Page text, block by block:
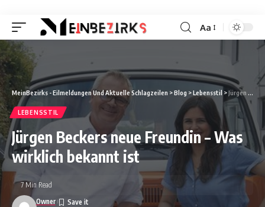
Font
Aa
MeinBezirks - Eilmeldungen Und Aktuelle Schlagzeilen >Blog >Lebensstil >Jürgen Beckers neue Freundin – Was wirklich bekannt ist
LEBENSSTIL
Jürgen Beckers neue Freundin – Was
wirklich bekannt ist
Owner
7 Min Read